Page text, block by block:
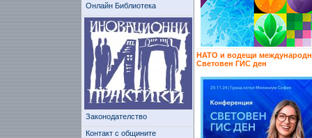
Онлайн Библиотека
Законодателство
Контакт с общините
НАТО и водещи
Световен ГИС ден